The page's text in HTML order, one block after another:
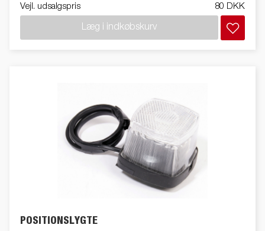
Vejl. udsalgspris 80 DKK
Læg i indkøbskurv
POSITIONSLYGTE